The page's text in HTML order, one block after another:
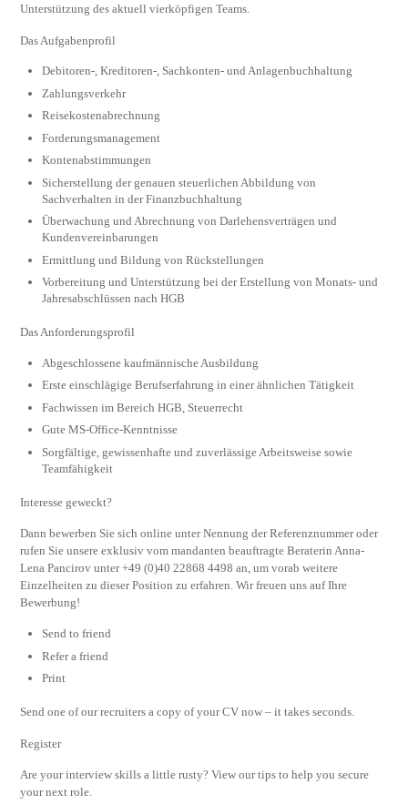
Unterstützung des aktuell vierköpfigen Teams.
Das Aufgabenprofil
Debitoren-, Kreditoren-, Sachkonten- und Anlagenbuchhaltung
Zahlungsverkehr
Reisekostenabrechnung
Forderungsmanagement
Kontenabstimmungen
Sicherstellung der genauen steuerlichen Abbildung von
Sachverhalten in der Finanzbuchhaltung
Überwachung und Abrechnung von Darlehensverträgen und
Kundenvereinbarungen
Ermittlung und Bildung von Rückstellungen
Vorbereitung und Unterstützung bei der Erstellung von Monats- und
Jahresabschlüssen nach HGB
Das Anforderungsprofil
Abgeschlossene kaufmännische Ausbildung
Erste einschlägige Berufserfahrung in einer ähnlichen Tätigkeit
Fachwissen im Bereich HGB, Steuerrecht
Gute MS-Office-Kenntnisse
Sorgfältige, gewissenhafte und zuverlässige Arbeitsweise sowie
Teamfähigkeit
Interesse geweckt?
Dann bewerben Sie sich online unter Nennung der Referenznummer oder
rufen Sie unsere exklusiv vom mandanten beauftragte Beraterin Anna-
Lena Pancirov unter +49 (0)40 22868 4498 an, um vorab weitere
Einzelheiten zu dieser Position zu erfahren. Wir freuen uns auf Ihre
Bewerbung!
Send to friend
Refer a friend
Print
Send one of our recruiters a copy of your CV now – it takes seconds.
Register
Are your interview skills a little rusty? View our tips to help you secure
your next role.